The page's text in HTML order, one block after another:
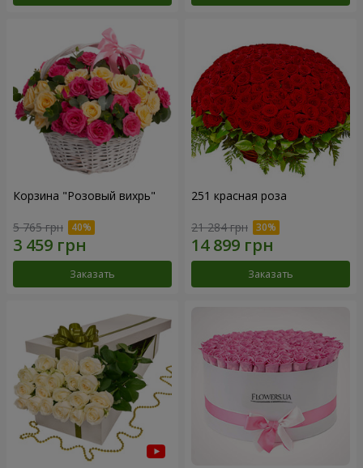
Корзина "Розовый вихрь"
5 765 грн
Заказать
251 красная роза
21 284 грн
Заказать